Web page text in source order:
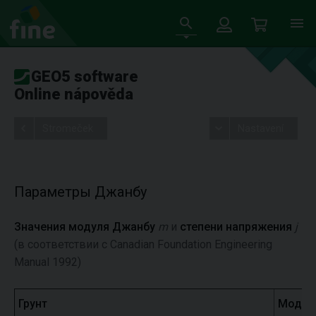
GEO5 software
Online nápověda
Параметры Джанбу
Значения модуля Джанбу m и степени напряжения j
(в соответствии с Canadian Foundation Engineering
Manual 1992)
Грунт